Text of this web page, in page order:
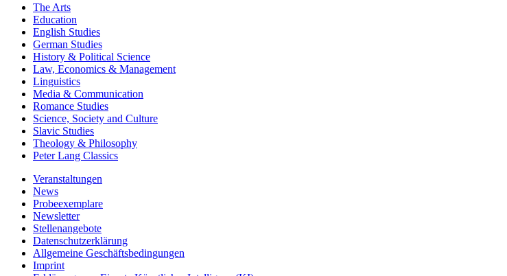
The Arts
Education
English Studies
German Studies
History & Political Science
Law, Economics & Management
Linguistics
Media & Communication
Romance Studies
Science, Society and Culture
Slavic Studies
Theology & Philosophy
Peter Lang Classics
Veranstaltungen
News
Probeexemplare
Newsletter
Stellenangebote
Datenschutzerklärung
Allgemeine Geschäftsbedingungen
Imprint